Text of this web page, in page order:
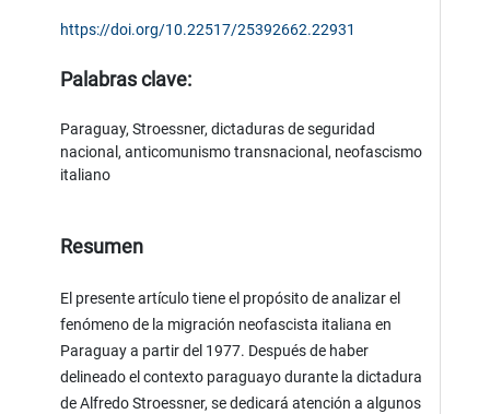
https://doi.org/10.22517/25392662.22931
Palabras clave:
Paraguay, Stroessner, dictaduras de seguridad
nacional, anticomunismo transnacional, neofascismo
italiano
Resumen
El presente artículo tiene el propósito de analizar el
fenómeno de la migración neofascista italiana en
Paraguay a partir del 1977. Después de haber
delineado el contexto paraguayo durante la dictadura
de Alfredo Stroessner, se dedicará atención a algunos